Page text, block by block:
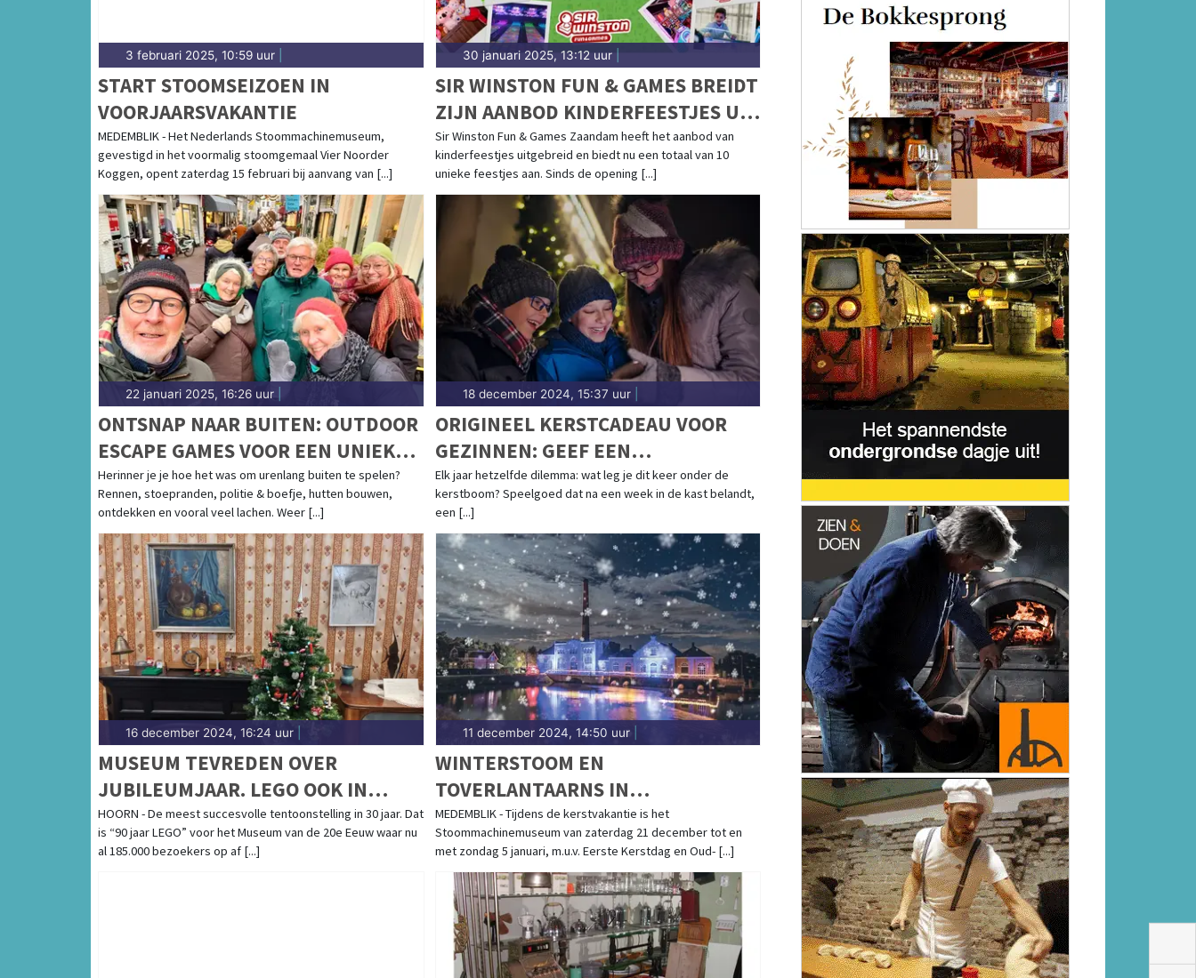
3 februari 2025, 10:59 uur
START STOOMSEIZOEN IN
VOORJAARSVAKANTIE
MEDEMBLIK - Het Nederlands Stoommachinemuseum,
gevestigd in het voormalig stoomgemaal Vier Noorder
Koggen, opent zaterdag 15 februari bij aanvang van [...]
30 januari 2025, 13:12 uur|
SIR WINSTON FUN & GAMES BREIDT
ZIJN AANBOD KINDERFEESTJES UIT
IN ZAANDAM
Sir Winston Fun & Games Zaandam heeft het aanbod van
kinderfeestjes uitgebreid en biedt nu een totaal van 10
unieke feestjes aan. Sinds de opening [...]
22 januari 2025, 16:26 uur
ONTSNAP NAAR BUITEN: OUTDOOR
ESCAPE GAMES VOOR EEN UNIEK
GROEPSUITJE!
Herinner je je hoe het was om urenlang buiten te spelen?
Rennen, stoepranden, politie & boefje, hutten bouwen,
ontdekken en vooral veel lachen. Weer [...]
18 december 2024, 15:37 uur|
ORIGINEEL KERSTCADEAU VOOR
GEZINNEN: GEEF EEN
AVONTUURLIJKE CITYGAME
CADEAU!
Elk jaar hetzelfde dilemma: wat leg je dit keer onder de
kerstboom? Speelgoed dat na een week in de kast belandt,
een [...]
16 december 2024, 16:24 uur
MUSEUM TEVREDEN OVER
JUBILEUMJAAR. LEGO OOK IN
KERSTVAKANTIE NOG SUCCES
HOORN - De meest succesvolle tentoonstelling in 30 jaar. Dat
is “90 jaar LEGO” voor het Museum van de 20e Eeuw waar nu
al 185.000 bezoekers op af [...]
11 december 2024, 14:50 uur|
WINTERSTOOM EN
TOVERLANTAARNS IN
STOOMMACHINEMUSEUM
MEDEMBLIK - Tijdens de kerstvakantie is het
Stoommachinemuseum van zaterdag 21 december tot en
met zondag 5 januari, m.u.v. Eerste Kerstdag en Oud- [...]